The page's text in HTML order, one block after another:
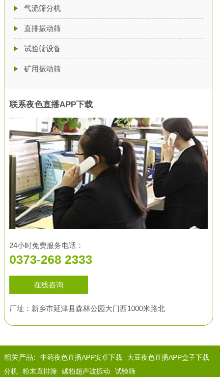
气流筛分机
直排振动筛
试验筛设备
矿用振动筛
联系夜色直播APP下载
24小时免费服务电话：
0373-268 2333
在线咨询
厂址：新乡市延津县森林公园大门西1000米路北
相关产品: 中药夜色直播APP安卓下载
大豆夜色直播APP盒子下载
分机
粉末直排筛 碳粉超声波振动 试验筛